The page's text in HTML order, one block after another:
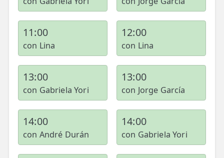
11:00
con Lina
12:00
con Lina
13:00
con Gabriela Yori
13:00
con Jorge García
14:00
con André Durán
14:00
con Gabriela Yori